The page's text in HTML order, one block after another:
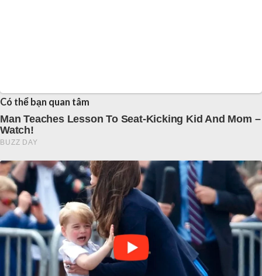
Có thể bạn quan tâm